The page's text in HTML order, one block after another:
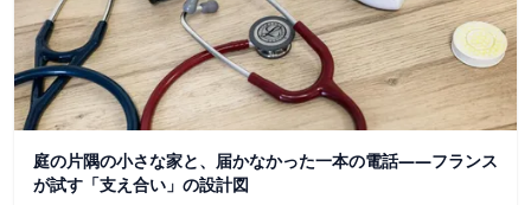
庭の片隅の小さな家と、届かなかった一本の電話——フランス
が試す「支え合い」の設計図